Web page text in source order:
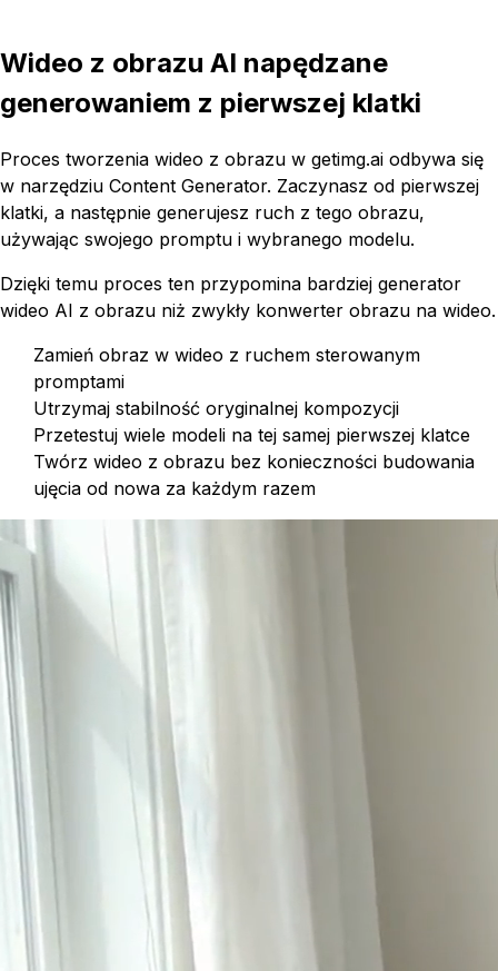
Wideo z obrazu AI napędzane
generowaniem z pierwszej klatki
Proces tworzenia wideo z obrazu w getimg.ai odbywa się
w narzędziu Content Generator. Zaczynasz od pierwszej
klatki, a następnie generujesz ruch z tego obrazu,
używając swojego promptu i wybranego modelu.
Dzięki temu proces ten przypomina bardziej generator
wideo AI z obrazu niż zwykły konwerter obrazu na wideo.
Zamień obraz w wideo z ruchem sterowanym
promptami
Utrzymaj stabilność oryginalnej kompozycji
Przetestuj wiele modeli na tej samej pierwszej klatce
Twórz wideo z obrazu bez konieczności budowania
ujęcia od nowa za każdym razem